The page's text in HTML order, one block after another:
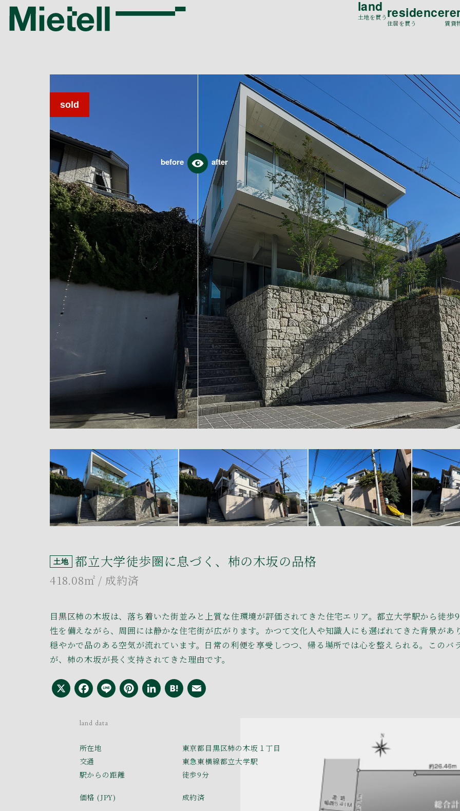
land
土地を買う residence
住居を買う 賃貸
土地 都立大学徒歩圏に息づく、柿の木坂の品格
418.08㎡ / 成約済
目黒区柿の木坂は、落ち着いた街並みと上質な住環境が評価されてきた住宅エリア。都立大学駅から徒歩
性を備えながら、周囲には静かな住宅街が広がります。かつて文化人や知識人にも選ばれてきた背景があ
穏やかで品のある空気が流れています。日常の利便を享受しつつ、帰る場所では心を整えられる。このバ
が、柿の木坂が長く支持されてきた理由です。
X Facebook
LinePinterest
LinkedIn
Hatena
land data
所在地
東京都目黒区柿の木坂１丁目
交通
東急東横線都立大学駅
駅からの距離
徒歩9分
価格 (JPY) 成約済